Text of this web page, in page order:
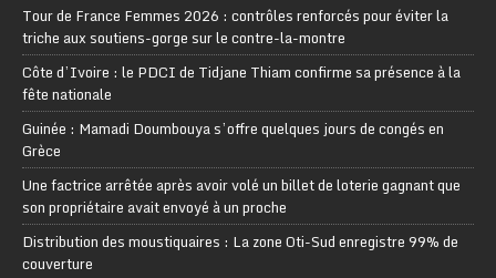
Tour de France Femmes 2026 : contrôles renforcés pour éviter la
triche aux soutiens-gorge sur le contre-la-montre
Côte d’Ivoire : le PDCI de Tidjane Thiam confirme sa présence à la
fête nationale
Guinée : Mamadi Doumbouya s’offre quelques jours de congés en
Grèce
Une factrice arrêtée après avoir volé un billet de loterie gagnant que
son propriétaire avait envoyé à un proche
Distribution des moustiquaires : La zone Oti-Sud enregistre 99% de
couverture